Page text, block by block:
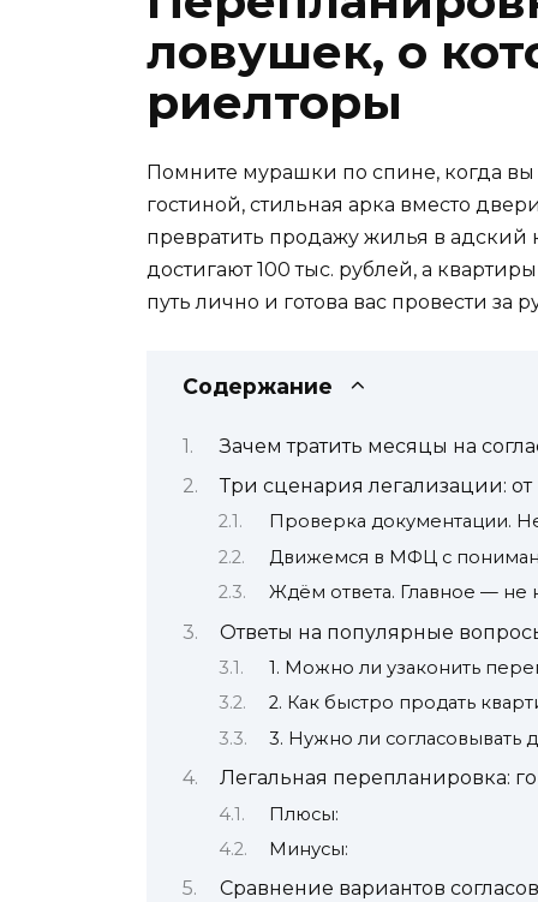
ловушек, о
риелторы
Помните мурашки по спине, когда вы
гостиной, стильная арка вместо
превратить продажу жилья в адский
достигают 100 тыс. рублей, а
путь лично и готова вас провести за
Содержание
Зачем тратить месяцы на
Три сценария легализации:
Проверка документации.
Движемся в МФЦ с
Ждём ответа. Главное — не
Ответы на популярные
1. Можно ли узаконить
2. Как быстро продать
3. Нужно ли согласовывать
Легальная перепланировка:
Плюсы:
Минусы:
Сравнение вариантов